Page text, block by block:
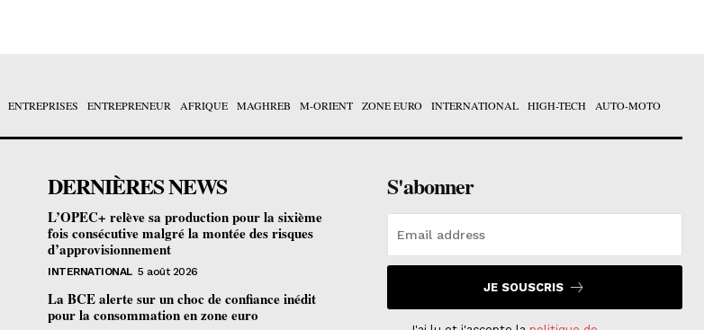
ENTREPRISES ENTREPRENEUR AFRIQUE MAGHREB M-ORIENT ZONE EURO INTERNATIONAL HIGH-TECH AUTO-MOTO
DERNIÈRES NEWS
L’OPEC+ relève sa production pour la sixième
fois consécutive malgré la montée des risques
d’approvisionnement
INTERNATIONAL 5 août 2026
La BCE alerte sur un choc de confiance inédit
pour la consommation en zone euro
S'abonner
JE SOUSCRIS